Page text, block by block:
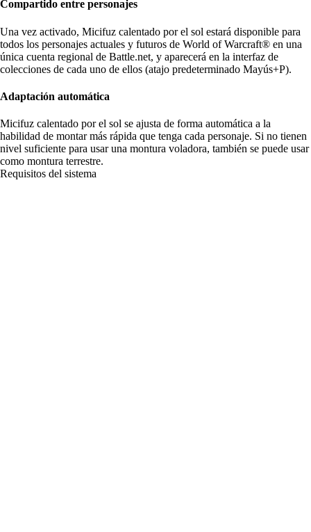
Compartido entre personajes
Una vez activado, Micifuz calentado por el sol estará disponible para
todos los personajes actuales y futuros de World of Warcraft® en una
única cuenta regional de Battle.net, y aparecerá en la interfaz de
colecciones de cada uno de ellos (atajo predeterminado Mayús+P).
Adaptación automática
Micifuz calentado por el sol se ajusta de forma automática a la
habilidad de montar más rápida que tenga cada personaje. Si no tienen
nivel suficiente para usar una montura voladora, también se puede usar
como montura terrestre.
Requisitos del sistema